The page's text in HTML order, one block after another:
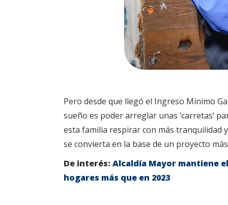
Pero desde que llegó el Ingreso Mínimo
sueño es poder arreglar unas ‘carretas’
esta familia respirar con más tranquilidad
se convierta en la base de un proyecto
De interés: Alcaldía Mayor mantiene
hogares más que en 2023